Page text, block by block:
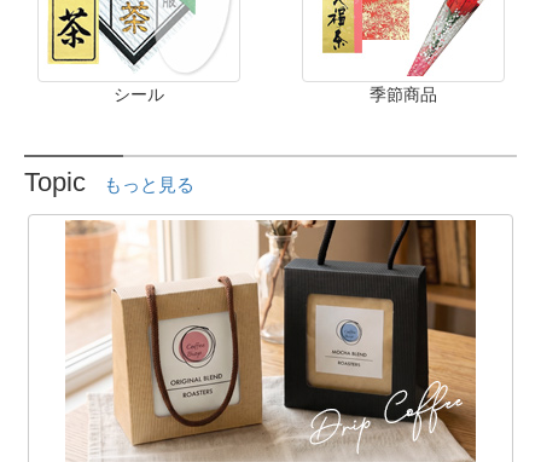
シール 季節商品
Topic もっと見る